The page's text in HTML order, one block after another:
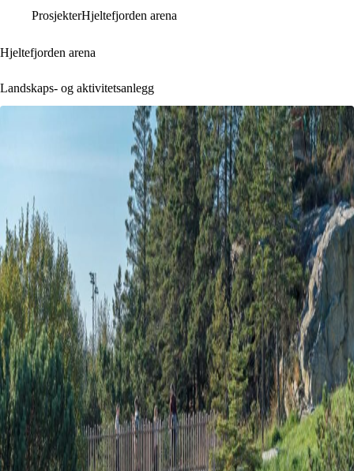
ProsjekterHjeltefjorden arena
Hjeltefjorden arena
Landskaps- og aktivitetsanlegg